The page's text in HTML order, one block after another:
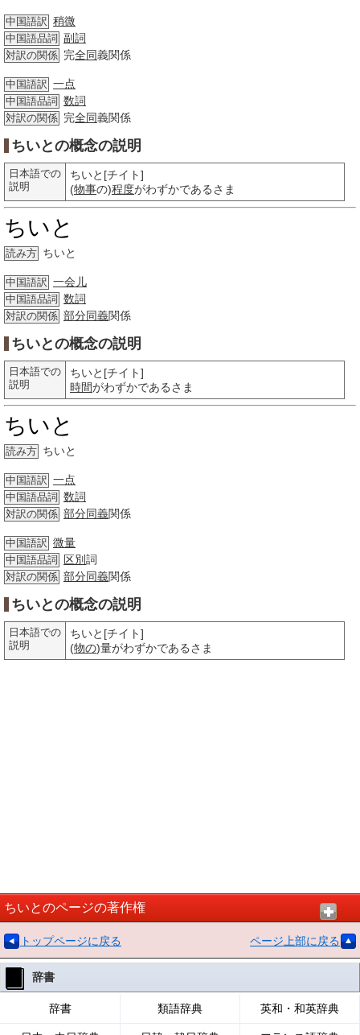
中国語訳 稍微
中国語品詞 副詞
対訳の関係 完全同義関係
中国語訳 一点
中国語品詞 数詞
対訳の関係 完全同義関係
ちいとの概念の説明
日本語での
説明
ちいと[チイト]
(物事の)程度がわずかであるさま
ちいと
読み方 ちいと
中国語訳 一会儿
中国語品詞 数詞
対訳の関係 部分同義関係
ちいとの概念の説明
日本語での
説明
ちいと[チイト]
時間がわずかであるさま
ちいと
読み方 ちいと
中国語訳 一点
中国語品詞 数詞
対訳の関係 部分同義関係
中国語訳 微量
中国語品詞 区別詞
対訳の関係 部分同義関係
ちいとの概念の説明
日本語での
説明
ちいと[チイト]
(物の)量がわずかであるさま
ちいとのページの著作権
トップページに戻る ページ上部に戻る
辞書
辞書 類語辞典 英和・和英辞典